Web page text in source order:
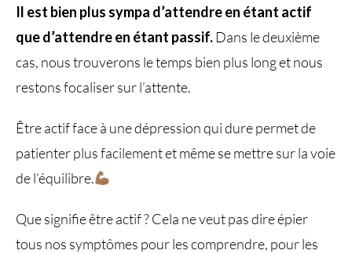
Il est bien plus sympa d’attendre en étant actif
que d’attendre en étant passif.Dans le deuxième
cas, nous trouverons le temps bien plus long et nous
restons focaliser sur l’attente.
Être actif face à une dépression qui dure permet de
patienter plus facilement et même se mettre sur la voie
de l’équilibre.
Que signifie être actif ? Cela ne veut pas dire épier
tous nos symptômes pour les comprendre, pour les